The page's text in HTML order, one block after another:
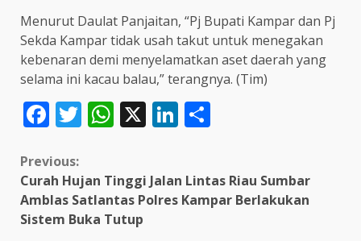
Menurut Daulat Panjaitan, “Pj Bupati Kampar dan Pj
Sekda Kampar tidak usah takut untuk menegakan
kebenaran demi menyelamatkan aset daerah yang
selama ini kacau balau,” terangnya. (Tim)
Facebook
Twitter
WhatsApp
X LinkedIn
Continue
Reading
Previous:
Curah Hujan Tinggi Jalan Lintas Riau Sumbar
Amblas Satlantas Polres Kampar Berlakukan
Sistem Buka Tutup